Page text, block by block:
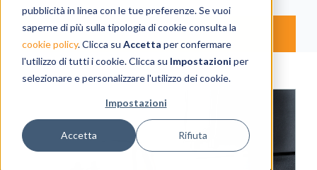
pubblicità in linea con le tue preferenze. Se vuoi
saperne di più sulla tipologia di cookie consulta la
cookie policy. Clicca su Accetta per confermare
l'utilizzo di tutti i cookie. Clicca su Impostazioni per
selezionare e personalizzare l'utilizzo dei cookie.
Impostazioni
Accetta Rifiuta
Prodotti SLIM